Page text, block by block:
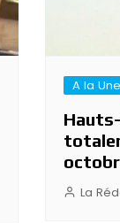
A la Une
La